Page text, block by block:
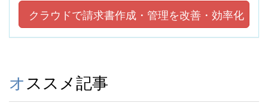
クラウドで請求書作成・管理を改善・効率化
オススメ記事